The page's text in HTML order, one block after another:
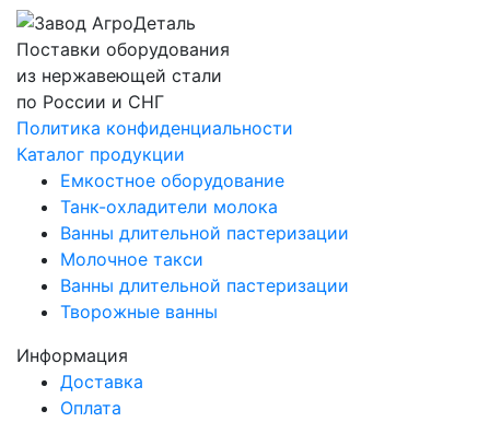
Поставки оборудования
из нержавеющей стали
по России и СНГ
Политика конфиденциальности
Каталог продукции
Емкостное оборудование
Танк-охладители молока
Ванны длительной пастеризации
Молочное такси
Ванны длительной пастеризации
Творожные ванны
Информация
Доставка
Оплата